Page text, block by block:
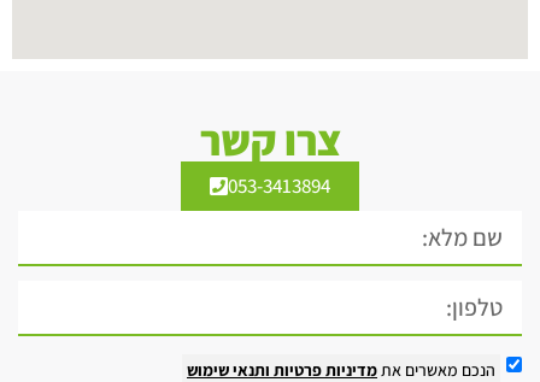
צרו קשר
053-3413894
הנכם מאשרים את מדיניות פרטיות ותנאי שימוש